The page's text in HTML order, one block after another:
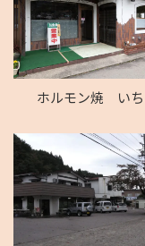
ホルモン焼 い